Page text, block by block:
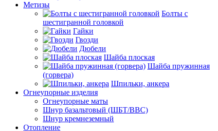
Метизы
Болты с
шестигранной головкой
Гайки
Гвозди
Дюбели
Шайба плоская
Шайба пружинная
(горвера)
Шпильки, анкера
Огнеупорные изделия
Огнеупорные маты
Шнур базальтовый (ШБТ/ВВС)
Шнур кремнеземный
Отопление